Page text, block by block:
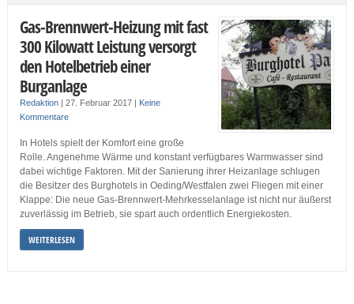
Gas-Brennwert-Heizung mit fast
300 Kilowatt Leistung versorgt
den Hotelbetrieb einer
Burganlage
Redaktion| 27. Februar 2017 | Keine
Kommentare
In Hotels spielt der Komfort eine große
Rolle. Angenehme Wärme und konstant verfügbares Warmwasser sind
dabei wichtige Faktoren. Mit der Sanierung ihrer Heizanlage schlugen
die Besitzer des Burghotels in Oeding/Westfalen zwei Fliegen mit einer
Klappe: Die neue Gas-Brennwert-Mehrkesselanlage ist nicht nur äußerst
zuverlässig im Betrieb, sie spart auch ordentlich Energiekosten.
WEITERLESEN